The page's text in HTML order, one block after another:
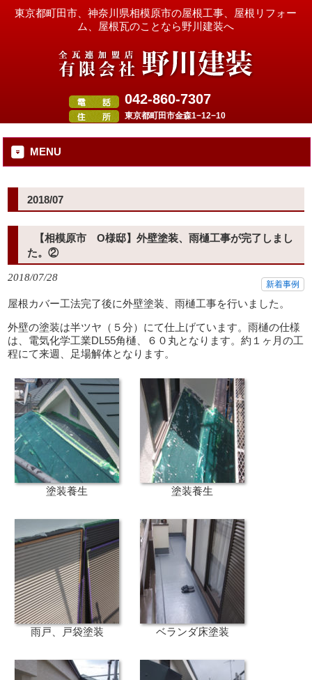
東京都町田市、神奈川県相模原市の屋根工事、屋根リフォー
ム、屋根瓦のことなら野川建装へ
042-860-7307
東京都町田市金森1−12−10
MENU
2018/07
【相模原市 O様邸】外壁塗装、雨樋工事が完了しまし
た。②
2018/07/28
新着事例
屋根カバー工法完了後に外壁塗装、雨樋工事を行いました。
外壁の塗装は半ツヤ（５分）にて仕上げています。雨樋の仕様
は、電気化学工業DL55角樋、６０丸となります。約１ヶ月の工
程にて来週、足場解体となります。
塗装養生 塗装養生
雨戸、戸袋塗装 ベランダ床塗装